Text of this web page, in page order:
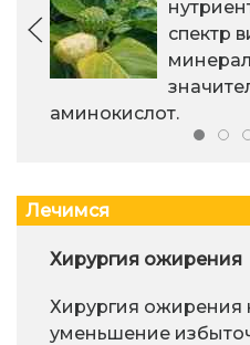
спектр
аминокислот.
Лечимся
Хирургия ожирения
Хирургия ожирения
уменьшение